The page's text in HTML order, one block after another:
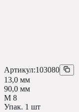
Артикул:103080
13,0 мм
90,0 мм
М 8
Упак. 1 шт